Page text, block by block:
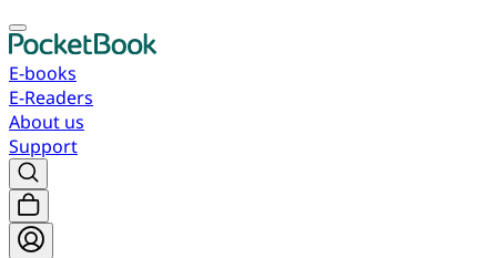
E-books
E-Readers
About us
Support